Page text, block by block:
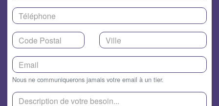
Nous ne communiquerons jamais votre email à un tier.